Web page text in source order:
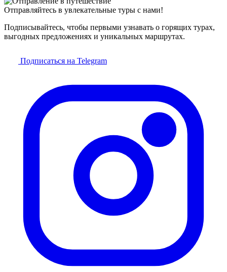
Отправляйтесь в увлекательные туры с нами!
Подписывайтесь, чтобы первыми узнавать о горящих турах,
выгодных предложениях и уникальных маршрутах.
Подписаться на Telegram